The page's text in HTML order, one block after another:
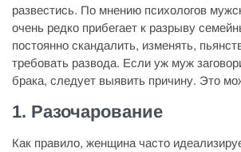
развестись. По мнению психологов
очень редко прибегает к разрыву
постоянно скандалить, изменять,
требовать развода. Если уж муж
брака, следует выявить причину. Это
1. Разочарование
Как правило, женщина часто